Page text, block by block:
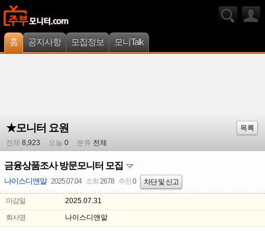
홈 공지사항 모집정보 모니Talk
★모니터 요원
목록
전체 8,923 오늘 0 분류 전체
금융상품조사 방문모니터 모집
나이스디앤알 2025.07.04 조회 2678 추천 0 차단 및 신고
마감일
2025.07.31
회사명
나이스디앤알